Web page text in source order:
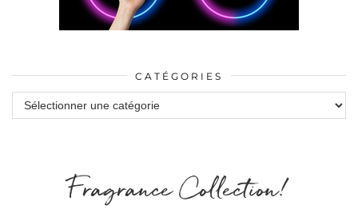
CATÉGORIES
Catégories
Fragrance Collection!